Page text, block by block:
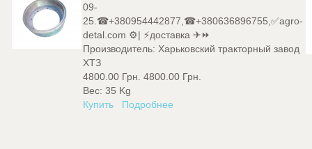
09-
25.☎+380954442877,☎+380636896755,✅agro-
detal.com ⚙️| ⚡доставка ✈⏩
Производитель: Харьковский тракторный завод
ХТЗ
4800.00 Грн. 4800.00 Грн.
Вес: 35 Kg
Купить
Подробнее